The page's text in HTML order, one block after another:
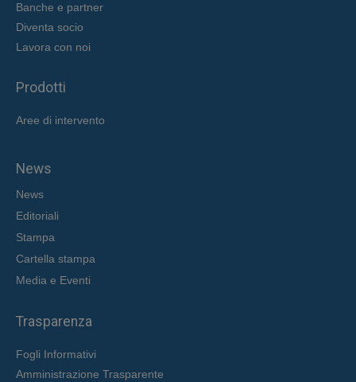
Banche e partner
Diventa socio
Lavora con noi
Prodotti
Aree di intervento
News
News
Editoriali
Stampa
Cartella stampa
Media e Eventi
Trasparenza
Fogli Informativi
Amministrazione Trasparente